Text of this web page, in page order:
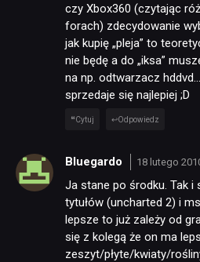
czy Xbox360 (czytając
forach) zdecydowanie
jak kupię „pleja” to
nie będę a do „iksa”
na np. odtwarzacz
sprzedaje się najlepiej ;D
Cytuj Odpowiedz
Bluegardo 18 lutego
Ja stane po środku. Tak i
tytułów (uncharted 2) i
lepsze to już zależy od
się z kolegą że on ma
zeszyt/płyte/kwiaty/